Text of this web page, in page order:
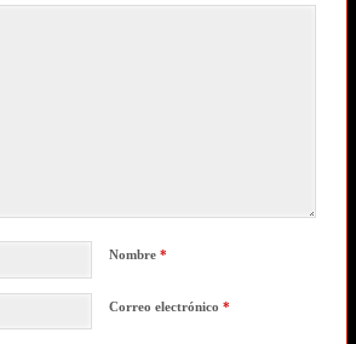
Nombre *
Correo electrónico *